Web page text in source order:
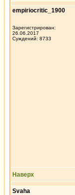
empiriocritic_1900
Зарегистрирован:
26.06.2017
Суждений: 8733
Наверх
Svaha